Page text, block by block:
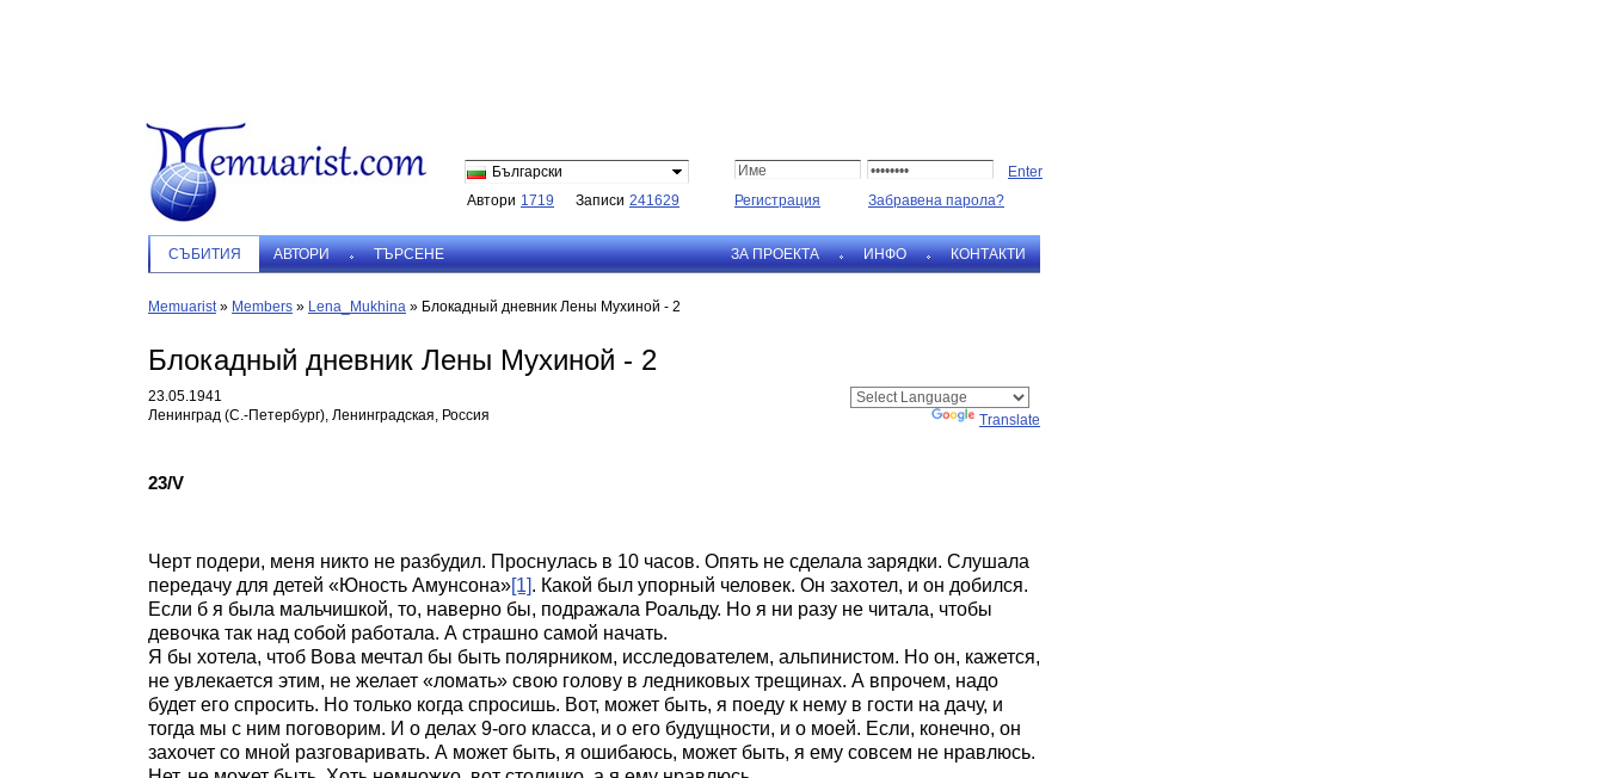
Български
Автори 1719 Записи 241629 Регистрация Забравена парола?
СЪБИТИЯ АВТОРИ ТЪРСЕНЕ ЗА ПРОЕКТА ИНФО КОНТАКТИ
Memuarist» Members » Lena_Mukhina » Блокадный дневник Лены Мухиной - 2
Блокадный дневник Лены Мухиной - 2
23.05.1941
Ленинград (С.-Петербург), Ленинградская, Россия
Translate
23/V
Черт подери, меня никто не разбудил. Проснулась в 10 часов. Опять не сделала зарядки. Слушала
передачу для детей «Юность Амунсона»[1]. Какой был упорный человек. Он захотел, и он добился.
Если б я была мальчишкой, то, наверно бы, подражала Роальду. Но я ни разу не читала, чтобы
девочка так над собой работала. А страшно самой начать.
Я бы хотела, чтоб Вова мечтал бы быть полярником, исследователем, альпинистом. Но он, кажется,
не увлекается этим, не желает «ломать» свою голову в ледниковых трещинах. А впрочем, надо
будет его спросить. Но только когда спросишь. Вот, может быть, я поеду к нему в гости на дачу, и
тогда мы с ним поговорим. И о делах 9-ого класса, и о его будущности, и о моей. Если, конечно, он
захочет со мной разговаривать. А может быть, я ошибаюсь, может быть, я ему совсем не нравлюсь.